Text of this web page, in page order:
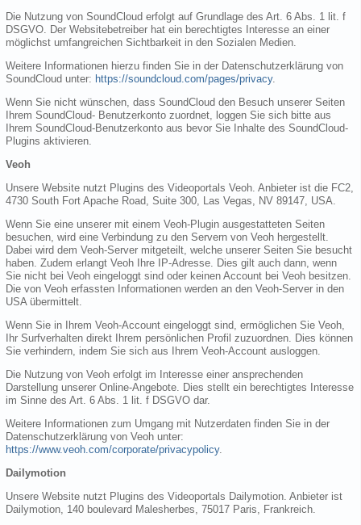
Die Nutzung von SoundCloud erfolgt auf Grundlage des Art. 6 Abs. 1 lit. f
DSGVO. Der Websitebetreiber hat ein berechtigtes Interesse an einer
möglichst umfangreichen Sichtbarkeit in den Sozialen Medien.
Weitere Informationen hierzu finden Sie in der Datenschutzerklärung von
SoundCloud unter: https://soundcloud.com/pages/privacy.
Wenn Sie nicht wünschen, dass SoundCloud den Besuch unserer Seiten
Ihrem SoundCloud- Benutzerkonto zuordnet, loggen Sie sich bitte aus
Ihrem SoundCloud-Benutzerkonto aus bevor Sie Inhalte des SoundCloud-
Plugins aktivieren.
Veoh
Unsere Website nutzt Plugins des Videoportals Veoh. Anbieter ist die FC2,
4730 South Fort Apache Road, Suite 300, Las Vegas, NV 89147, USA.
Wenn Sie eine unserer mit einem Veoh-Plugin ausgestatteten Seiten
besuchen, wird eine Verbindung zu den Servern von Veoh hergestellt.
Dabei wird dem Veoh-Server mitgeteilt, welche unserer Seiten Sie besucht
haben. Zudem erlangt Veoh Ihre IP-Adresse. Dies gilt auch dann, wenn
Sie nicht bei Veoh eingeloggt sind oder keinen Account bei Veoh besitzen.
Die von Veoh erfassten Informationen werden an den Veoh-Server in den
USA übermittelt.
Wenn Sie in Ihrem Veoh-Account eingeloggt sind, ermöglichen Sie Veoh,
Ihr Surfverhalten direkt Ihrem persönlichen Profil zuzuordnen. Dies können
Sie verhindern, indem Sie sich aus Ihrem Veoh-Account ausloggen.
Die Nutzung von Veoh erfolgt im Interesse einer ansprechenden
Darstellung unserer Online-Angebote. Dies stellt ein berechtigtes Interesse
im Sinne des Art. 6 Abs. 1 lit. f DSGVO dar.
Weitere Informationen zum Umgang mit Nutzerdaten finden Sie in der
Datenschutzerklärung von Veoh unter:
https://www.veoh.com/corporate/privacypolicy.
Dailymotion
Unsere Website nutzt Plugins des Videoportals Dailymotion. Anbieter ist
Dailymotion, 140 boulevard Malesherbes, 75017 Paris, Frankreich.